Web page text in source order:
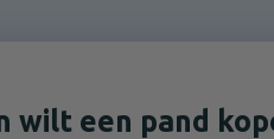
wilt een pand